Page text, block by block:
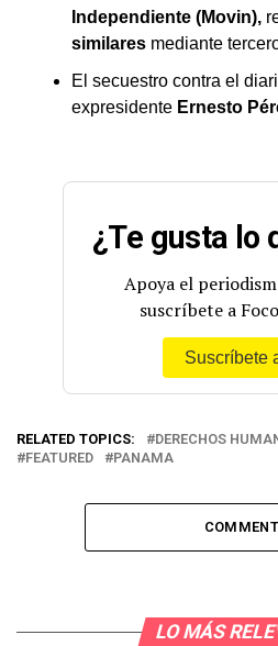
Independiente (Movin),
similares mediante
El secuestro contra el
expresidente Ernesto
¿Te gusta lo
Apoya el
suscríbete a
Suscríbete
RELATED TOPICS: DERECHOS
FEATURED
PANAMA
LO MÁS